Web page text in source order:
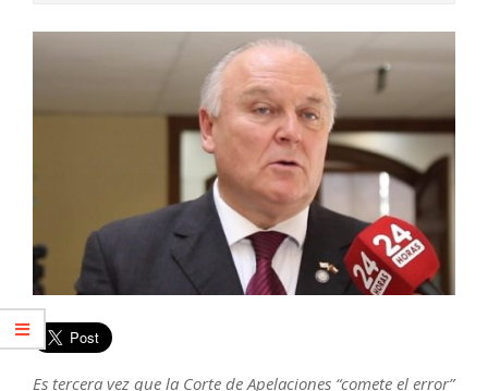
Es tercera vez que la Corte de Apelaciones “comete el error”